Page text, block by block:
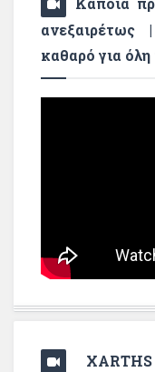
ανεξαιρέτως
καθαρό για όλη